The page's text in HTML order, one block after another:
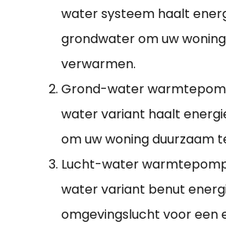
water systeem haalt
grondwater om uw
verwarmen.
Grond-water
water variant haalt
om uw woning duurzaam
Lucht-water
water variant benut
omgevingslucht voor een